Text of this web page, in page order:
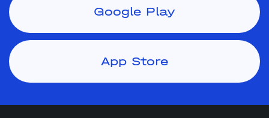
Google Play
App Store